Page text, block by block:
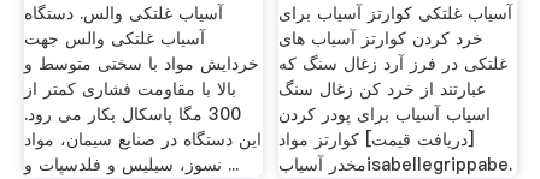
آسیاب غلتکی والس. دستگاه
آسیاب غلتکی والس جهت
خردایش مواد با سختی متوسط و
بالا با مقاومت فشاری کمتر از
300 مگا پاسکال بکار می رود.
این دستگاه در صنایع سیمان، مواد
نسوز، سیلیس و فلدسپات و ...
آسیاب غلتکی کوارتز آسیاب برای
خرد کردن کوارتز آسیاب های
غلتکی در فرز آرد زغال سنگ که
عبارتند از خرد کن زغال سنگ
اسیاب آسیاب برای پودر کردن
[دریافت قیمت] کوارتز مواد
مخدر آسیابisabellegrippabe.